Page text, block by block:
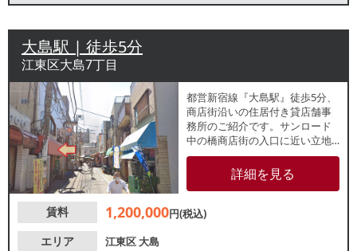
大島駅 | 徒歩5分
江東区大島7丁目
都営新宿線『大島駅』徒歩5分、
商店街沿いの住居付き貸店舗事
務所のご紹介です。サンロード
中の橋商店街の入口に近い立地
で、買い物客を中心に集客が期
待できます。1.2階は店舗・事務
所区画（スケルトン渡し）、3階
ペース付きの物件をお探しの方
詳細を見る
賃料 1,200,000円(税込)
エリア
江東区 大島